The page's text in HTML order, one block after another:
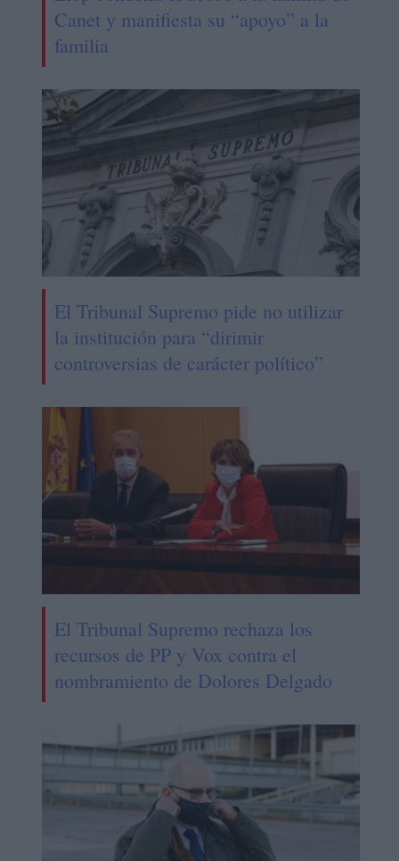
Canet y manifiesta su “apoyo” a la
familia
El Tribunal Supremo pide no utilizar
la institución para “dirimir
controversias de carácter político”
El Tribunal Supremo rechaza los
recursos de PP y Vox contra el
nombramiento de Dolores Delgado